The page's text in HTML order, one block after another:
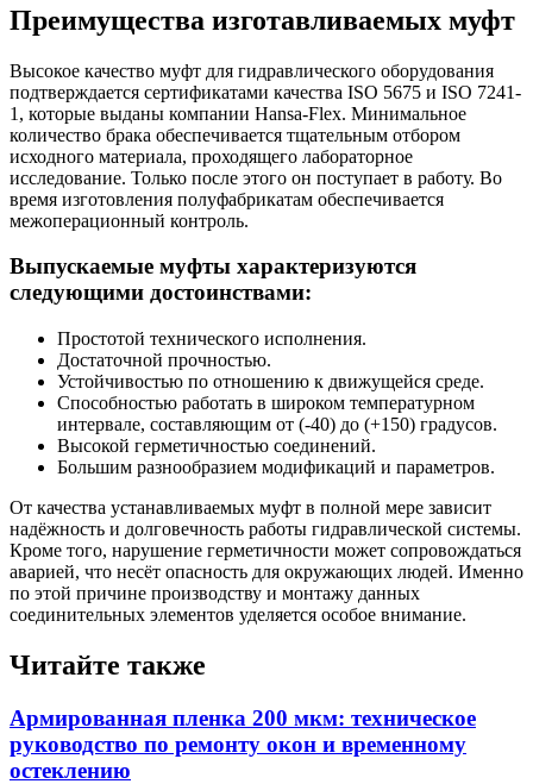
Преимущества изготавливаемых муфт
Высокое качество муфт для гидравлического оборудования
подтверждается сертификатами качества ISO 5675 и ISO 7241-
1, которые выданы компании Hansa-Flex. Минимальное
количество брака обеспечивается тщательным отбором
исходного материала, проходящего лабораторное
исследование. Только после этого он поступает в работу. Во
время изготовления полуфабрикатам обеспечивается
межоперационный контроль.
Выпускаемые муфты характеризуются
следующими достоинствами:
Простотой технического исполнения.
Достаточной прочностью.
Устойчивостью по отношению к движущейся среде.
Способностью работать в широком температурном
интервале, составляющим от (-40) до (+150) градусов.
Высокой герметичностью соединений.
Большим разнообразием модификаций и параметров.
От качества устанавливаемых муфт в полной мере зависит
надёжность и долговечность работы гидравлической системы.
Кроме того, нарушение герметичности может сопровождаться
аварией, что несёт опасность для окружающих людей. Именно
по этой причине производству и монтажу данных
соединительных элементов уделяется особое внимание.
Читайте также
Армированная пленка 200 мкм: техническое
руководство по ремонту окон и временному
остеклению